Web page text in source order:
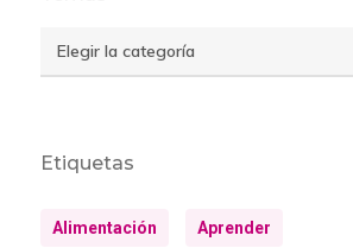
Temas
Etiquetas
Alimentación Aprender